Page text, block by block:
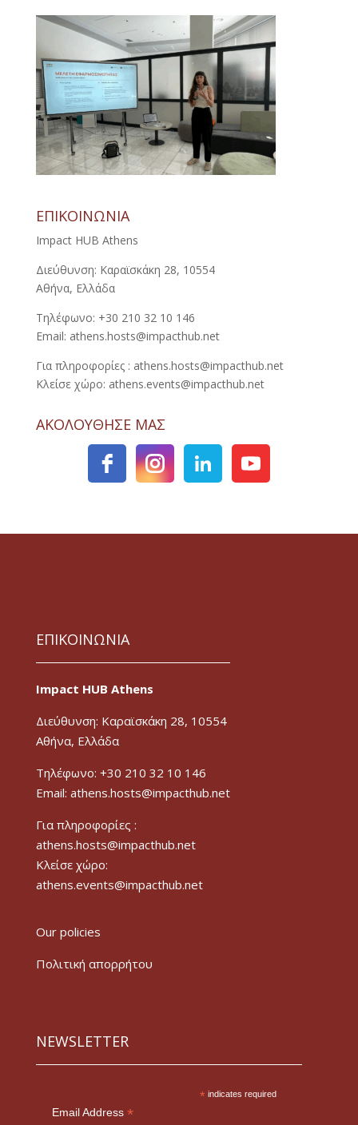
ΕΠΙΚΟΙΝΩΝΙΑ
Impact HUB Athens
Διεύθυνση: Καραϊσκάκη 28, 10554
Αθήνα, Ελλάδα
Τηλέφωνο: +30 210 32 10 146
Email: athens.hosts@impacthub.net
Για πληροφορίες : athens.hosts@impacthub.net
Κλείσε χώρο: athens.events@impacthub.net
ΑΚΟΛΟΥΘΗΣΕ ΜΑΣ
ΕΠΙΚΟΙΝΩΝΙΑ
Impact HUB Athens
Διεύθυνση: Καραϊσκάκη 28, 10554
Αθήνα, Ελλάδα
Τηλέφωνο: +30 210 32 10 146
Email: athens.hosts@impacthub.net
Για πληροφορίες :
athens.hosts@impacthub.net
Κλείσε χώρο:
athens.events@impacthub.net
Our policies
Πολιτική απορρήτου
NEWSLETTER
* indicates required
Email Address *